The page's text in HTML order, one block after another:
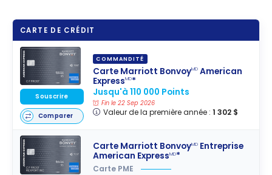
CARTE DE CRÉDIT
COMMANDITÉ
Carte Marriott BonvoyMD American
ExpressMD*
Jusqu'à 110 000 Points
Fin le 22 Sep 2026
Valeur de la première année : 1 302 $
Souscrire
Comparer
Carte Marriott BonvoyMD Entreprise
American ExpressMD*
Carte PME